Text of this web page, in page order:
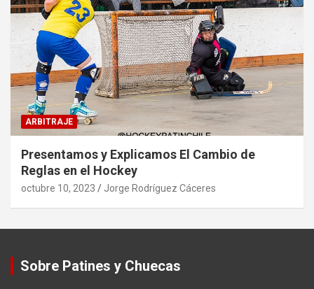
ARBITRAJE
Presentamos y Explicamos El Cambio de
Reglas en el Hockey
octubre 10, 2023 Jorge Rodríguez Cáceres
Sobre Patines y Chuecas